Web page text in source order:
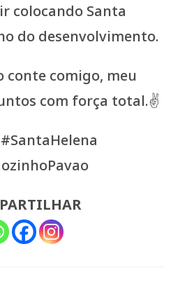
colocando Santa
do desenvolvimento.
conte comigo, meu
com força total.✌️